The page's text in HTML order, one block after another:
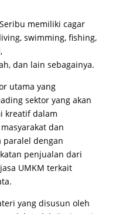
memiliki cagar
swimming, fishing,
dan lain sebagainya.
utama yang
sektor yang akan
kreatif dalam
dan
paralel dengan
penjualan dari
UMKM terkait
yang disusun oleh